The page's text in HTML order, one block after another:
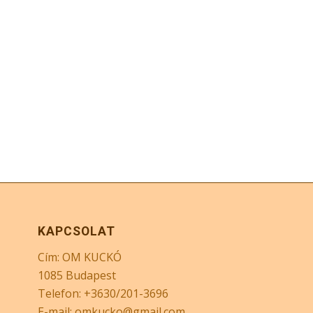
KAPCSOLAT
Cím: OM KUCKÓ
1085 Budapest
Telefon: +3630/201-3696